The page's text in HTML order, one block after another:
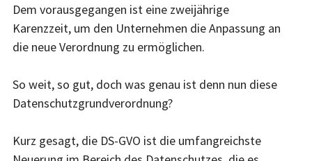
Dem vorausgegangen ist eine zweijährige
Karenzzeit, um den Unternehmen die Anpassung an
die neue Verordnung zu ermöglichen.
So weit, so gut, doch was genau ist denn nun diese
Datenschutzgrundverordnung?
Kurz gesagt, die DS-GVO ist die umfangreichste